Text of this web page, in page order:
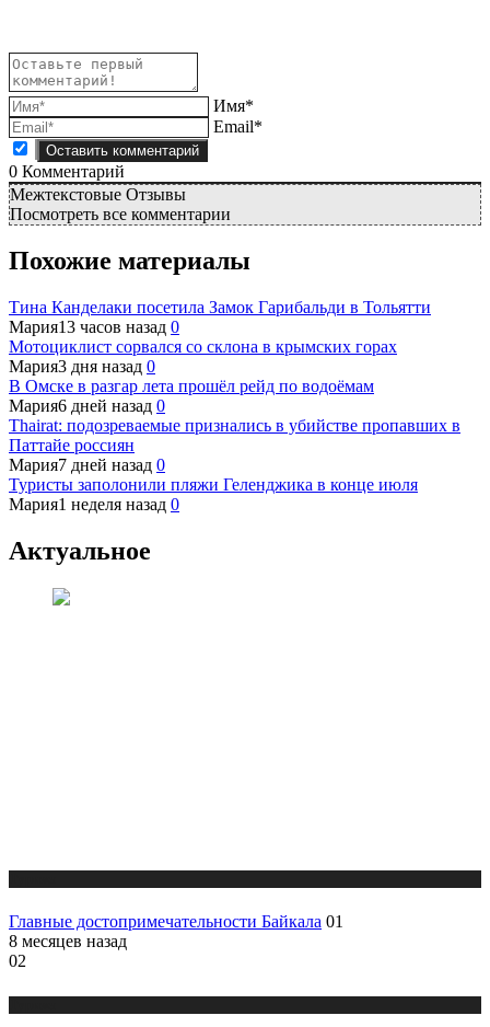
Имя*
Email*
0 Комментарий
Межтекстовые Отзывы
Посмотреть все комментарии
Похожие материалы
Тина Канделаки посетила Замок Гарибальди в Тольятти
Мария13 часов назад 0
Мотоциклист сорвался со склона в крымских горах
Мария3 дня назад 0
В Омске в разгар лета прошёл рейд по водоёмам
Мария6 дней назад 0
Thairat: подозреваемые признались в убийстве пропавших в
Паттайе россиян
Мария7 дней назад 0
Туристы заполонили пляжи Геленджика в конце июля
Мария1 неделя назад 0
Актуальное
Главные достопримечательности Байкала 01
8 месяцев назад
02